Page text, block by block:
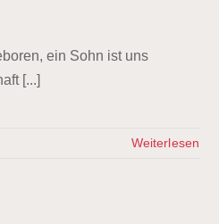
ein Sohn ist uns
[...]
Weiterlesen